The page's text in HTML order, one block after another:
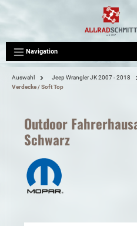
Navigation
Auswahl Jeep Wrangler JK 2007 - 2018
Verdecke / Soft Top
Outdoor
Schwarz